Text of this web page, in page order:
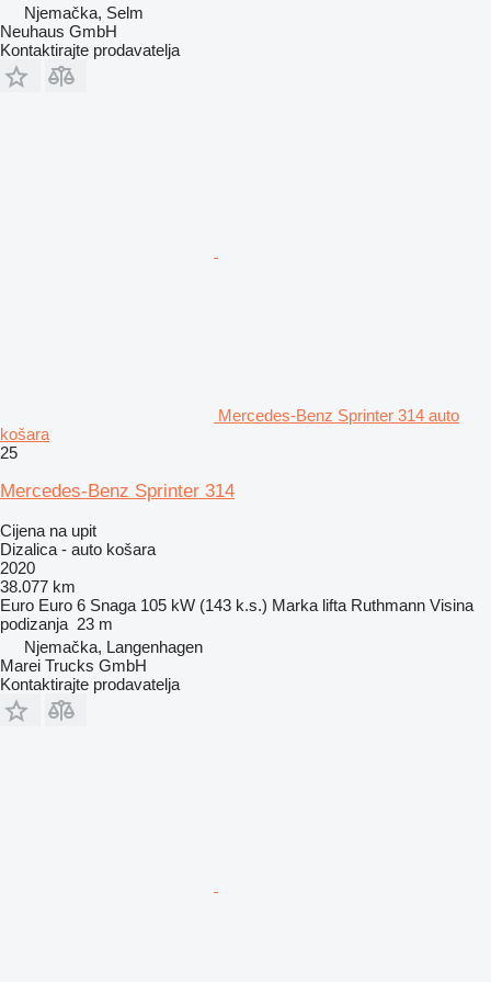
Njemačka, Selm
Neuhaus GmbH
Kontaktirajte prodavatelja
Mercedes-Benz Sprinter 314 auto
košara
25
Mercedes-Benz Sprinter 314
Cijena na upit
Dizalica - auto košara
2020
38.077 km
Euro Euro 6 Snaga 105 kW (143 k.s.) Marka lifta Ruthmann Visina
podizanja 23 m
Njemačka, Langenhagen
Marei Trucks GmbH
Kontaktirajte prodavatelja